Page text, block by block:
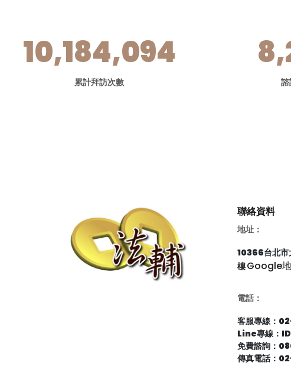
10,184,094
累計拜訪次數
聯絡資料
地址：
10366台北市
樓Google
電話：
客服專線：
Line專線：
免費諮詢：
傳真電話：